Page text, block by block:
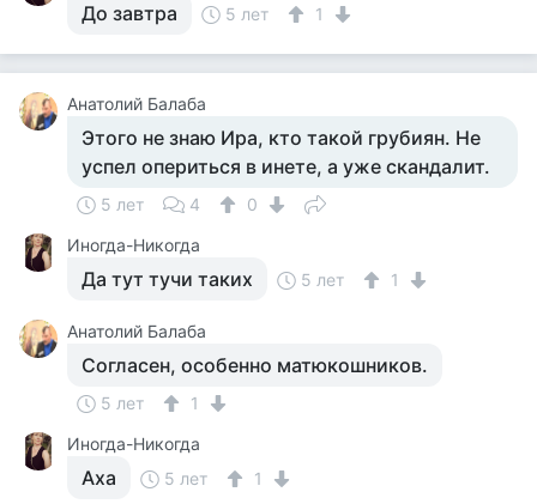
До завтра 5 лет 1
Анатолий Балаба
Этого не знаю Ира, кто такой грубиян. Не
успел опериться в инете, а уже скандалит.
5 лет 4
0
Иногда-Никогда
Да тут тучи таких 5 лет 1
Анатолий Балаба
Согласен, особенно матюкошников.
5 лет
1
Иногда-Никогда
Аха 5 лет 1